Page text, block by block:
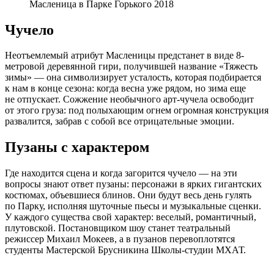
Масленица в Парке Горького 2018
Чучело
Неотъемлемый атрибут Масленицы предстанет в виде 8-
метровой деревянной гири, получившей название «Тяжесть
зимы» — она символизирует усталость, которая подбирается
к нам в конце сезона: когда весна уже рядом, но зима еще
не отпускает. Сожжение необычного арт-чучела освободит
от этого груза: под полыхающим огнем огромная конструкция
развалится, забрав с собой все отрицательные эмоции.
Пузаны с характером
Где находится сцена и когда загорится чучело — на эти
вопросы знают ответ пузаны: персонажи в ярких гигантских
костюмах, объевшиеся блинов. Они будут весь день гулять
по Парку, исполняя шуточные пьесы и музыкальные сценки.
У каждого существа свой характер: веселый, романтичный,
плутовской. Постановщиком шоу станет театральный
режиссер Михаил Мокеев, а в пузанов перевоплотятся
студенты Мастерской Брусникина Школы-студии МХАТ.